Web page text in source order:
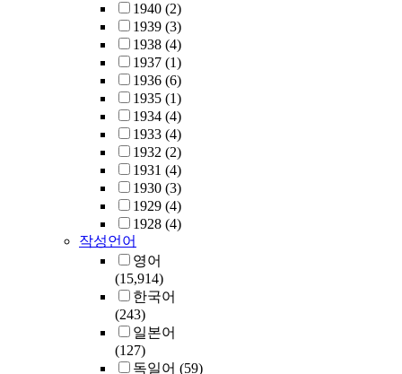
1940 (2)
1939 (3)
1938 (4)
1937 (1)
1936 (6)
1935 (1)
1934 (4)
1933 (4)
1932 (2)
1931 (4)
1930 (3)
1929 (4)
1928 (4)
작성언어
영어
(15,914)
한국어
(243)
일본어
(127)
독일어 (59)